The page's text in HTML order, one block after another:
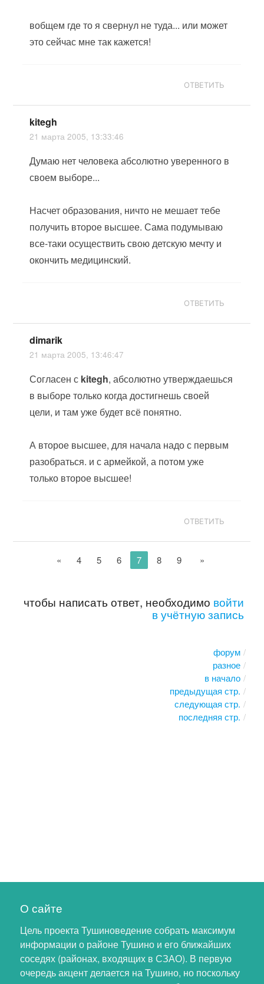
вобщем где то я свернул не туда... или может
это сейчас мне так кажется!
ОТВЕТИТЬ
kitegh
21 марта 2005, 13:33:46
Думаю нет человека абсолютно уверенного в
своем выборе...
Насчет образования, ничто не мешает тебе
получить второе высшее. Сама подумываю
все-таки осуществить свою детскую мечту и
окончить медицинский.
ОТВЕТИТЬ
dimarik
21 марта 2005, 13:46:47
Согласен с kitegh, абсолютно утверждаешься
в выборе только когда достигнешь своей
цели, и там уже будет всё понятно.
А второе высшее, для начала надо с первым
разобраться. и с армейкой, а потом уже
только второе высшее!
ОТВЕТИТЬ
« 4 5 6 7 8 9 »
чтобы написать ответ, необходимо войти
в учётную запись
форум
разное
в начало
предыдущая стр.
следующая стр.
последняя стр.
О сайте
Цель проекта Тушиноведение собрать максимум
информации о районе Тушино и его ближайших
соседях (районах, входящих в СЗАО). В первую
очередь акцент делается на Тушино, но поскольку